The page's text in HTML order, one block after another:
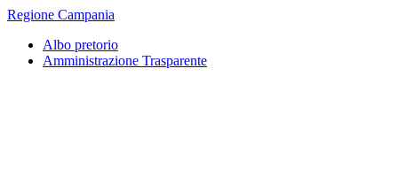
Regione Campania
Albo pretorio
Amministrazione Trasparente